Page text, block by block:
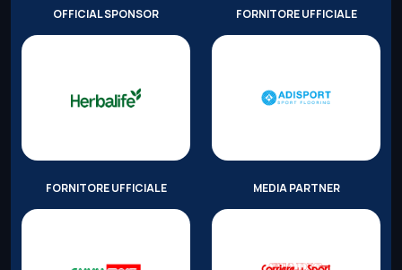
OFFICIAL SPONSOR FORNITORE UFFICIALE
FORNITORE UFFICIALE MEDIA PARTNER